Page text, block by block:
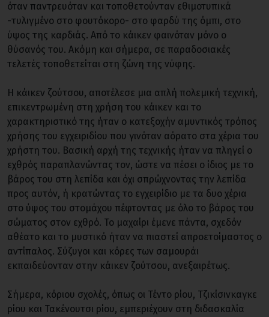
όταν παντρευόταν και τοποθετούνταν εθιμοτυπικά
-τυλιγμένο στο φουτόκορο- στο φαρδύ της όμπι, στο
ύψος της καρδιάς. Από το κάικεν φαινόταν μόνο ο
θύσανός του. Ακόμη και σήμερα, σε παραδοσιακές
τελετές τοποθετείται στη ζώνη της νύφης.
Η κάικεν ζούτσου, αποτέλεσε μια απλή πολεμική τεχνική,
επικεντρωμένη στη χρήση του κάικεν και το
χαρακτηριστικό της ήταν ο κατεξοχήν αμυντικός τρόπος
χρήσης του εγχειριδίου που γινόταν αόρατο στα χέρια του
χρήστη του. Βασική αρχή της τεχνικής ήταν να πληγεί ο
εχθρός παραπλανώντας τον, ώστε να πέσει ο ίδιος με το
βάρος του στη λεπίδα και όχι σπρώχνοντας την λεπίδα
προς αυτόν, ή κρατώντας το εγχειρίδιο με τα δυο χέρια
στο ύψος του στομάχου πέφτοντας με όλο το βάρος του
σώματος στον εχθρό. Το μαχαίρι έμενε πάντα, σχεδόν
αθέατο και το μυστικό ήταν να πιαστεί απροετοίμαστος ο
αντίπαλος. Σύζυγοι και κόρες των σαμουράι
εκπαιδεύονταν στην κάικεν ζούτσου, ανεξαιρέτως.
Σήμερα, κόριου σχολές, όπως οι Τέντο ρίου, Τζικίσινκαγκε
ρίου και Τακένουτσι ρίου, εμπεριέχουν στη διδασκαλία